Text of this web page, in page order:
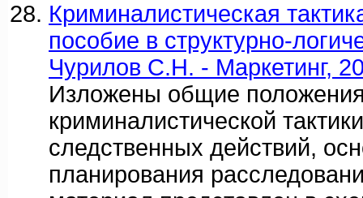
Криминалистическая
пособие в структурно-
Чурилов С.Н. - Маркетинг,
Изложены общие
криминалистической
следственных действий,
планирования